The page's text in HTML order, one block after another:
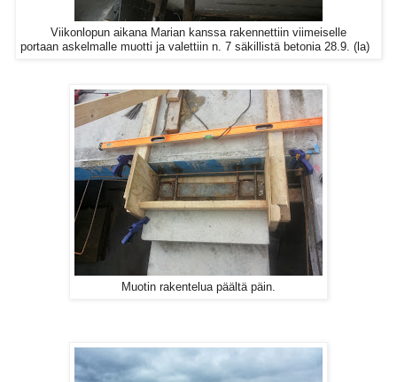
Viikonlopun aikana Marian kanssa rakennettiin viimeiselle
portaan askelmalle muotti ja valettiin n. 7 säkillistä betonia 28.9. (la)
Muotin rakentelua päältä päin.